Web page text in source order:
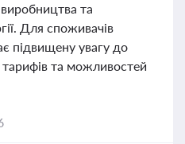
та
Для споживачів
підвищену увагу до
тарифів та можливостей